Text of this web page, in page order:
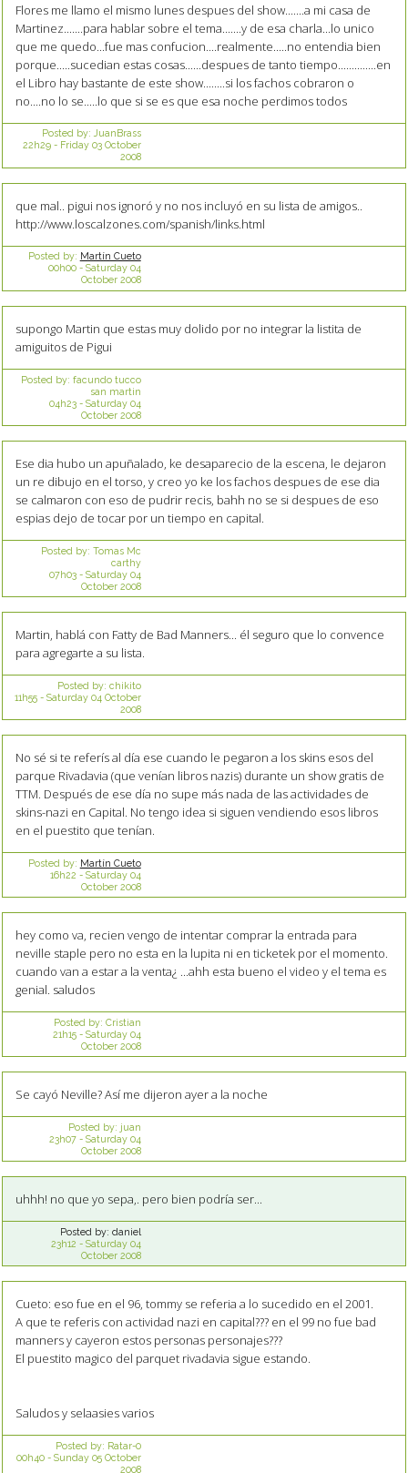
Flores me llamo el mismo lunes despues del show.......a mi casa de
Martinez.......para hablar sobre el tema.......y de esa charla...lo unico
que me quedo...fue mas confucion....realmente.....no entendia bien
porque.....sucedian estas cosas......despues de tanto tiempo..............en
el Libro hay bastante de este show........si los fachos cobraron o
no....no lo se.....lo que si se es que esa noche perdimos todos
Posted by: JuanBrass
22h29- Friday 03 October
2008
que mal.. pigui nos ignoró y no nos incluyó en su lista de amigos..
http://www.loscalzones.com/spanish/links.html
Posted by: Martín Cueto
00h00- Saturday 04
October 2008
supongo Martin que estas muy dolido por no integrar la listita de
amiguitos de Pigui
Posted by: facundo tucco
san martin
04h23- Saturday 04
October 2008
Ese dia hubo un apuñalado, ke desaparecio de la escena, le dejaron
un re dibujo en el torso, y creo yo ke los fachos despues de ese dia
se calmaron con eso de pudrir recis, bahh no se si despues de eso
espias dejo de tocar por un tiempo en capital.
Posted by: Tomas Mc
carthy
07h03- Saturday 04
October 2008
Martin, hablá con Fatty de Bad Manners... él seguro que lo convence
para agregarte a su lista.
Posted by: chikito
11h55- Saturday 04 October
2008
No sé si te referís al día ese cuando le pegaron a los skins esos del
parque Rivadavia (que venían libros nazis) durante un show gratis de
TTM. Después de ese día no supe más nada de las actividades de
skins-nazi en Capital. No tengo idea si siguen vendiendo esos libros
en el puestito que tenían.
Posted by: Martín Cueto
16h22 - Saturday 04
October 2008
hey como va, recien vengo de intentar comprar la entrada para
neville staple pero no esta en la lupita ni en ticketek por el momento.
cuando van a estar a la venta¿ ...ahh esta bueno el video y el tema es
genial. saludos
Posted by: Cristian
21h15- Saturday 04
October 2008
Se cayó Neville? Así me dijeron ayer a la noche
Posted by: juan
23h07- Saturday 04
October 2008
uhhh! no que yo sepa,. pero bien podría ser...
Posted by: daniel
23h12 - Saturday 04
October 2008
Cueto: eso fue en el 96, tommy se referia a lo sucedido en el 2001.
A que te referis con actividad nazi en capital??? en el 99 no fue bad
manners y cayeron estos personas personajes???
El puestito magico del parquet rivadavia sigue estando.
Saludos y selaasies varios
Posted by: Ratar-0
00h40- Sunday 05 October
2008